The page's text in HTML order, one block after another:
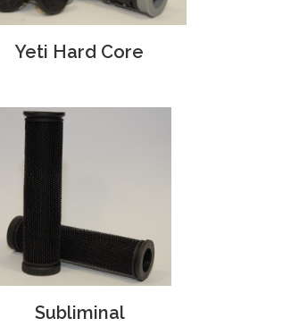
Yeti Hard Core
Subliminal